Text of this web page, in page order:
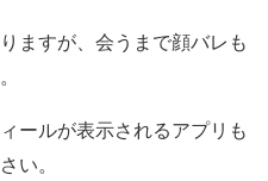
ますが、会うまで顔バレも
ールが表示されるアプリも
い。